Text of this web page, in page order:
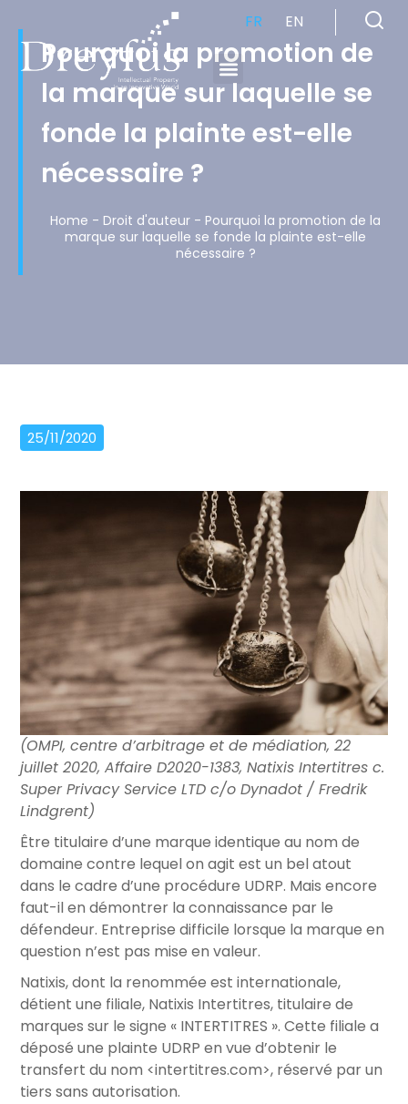
FR EN
Pourquoi la promotion de
la marque sur laquelle se
fonde la plainte est-elle
nécessaire ?
Home - Droit d'auteur - Pourquoi la promotion de la
marque sur laquelle se fonde la plainte est-elle
nécessaire ?
25/11/2020
(OMPI, centre d’arbitrage et de médiation, 22
juillet 2020, Affaire D2020-1383, Natixis Intertitres c.
Super Privacy Service LTD c/o Dynadot / Fredrik
Lindgrent)
Être titulaire d’une marque identique au nom de
domaine contre lequel on agit est un bel atout
dans le cadre d’une procédure UDRP. Mais encore
faut-il en démontrer la connaissance par le
défendeur. Entreprise difficile lorsque la marque en
question n’est pas mise en valeur.
Natixis, dont la renommée est internationale,
détient une filiale, Natixis Intertitres, titulaire de
marques sur le signe « INTERTITRES ». Cette filiale a
déposé une plainte UDRP en vue d’obtenir le
transfert du nom <intertitres.com>, réservé par un
tiers sans autorisation.